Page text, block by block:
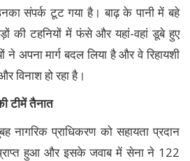
संपर्क टूट गया है। बाढ़ के पानी में बहे
की टहनियों में फंसे और यहां-वहां डूबे हुए
अपना मार्ग बदल लिया है और वे रिहायशी
विनाश हो रहा है।
टीमें तैनात
प्राधिकरण को सहायता प्रदान
हुआ और इसके जवाब में सेना ने 122